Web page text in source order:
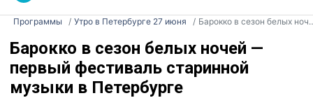
Программы Утро в Петербурге 27 июня Барокко в сезон белых ночей — первый фестиваль старинной музыки в Петербурге
Барокко в сезон белых ночей —
первый фестиваль старинной
музыки в Петербурге